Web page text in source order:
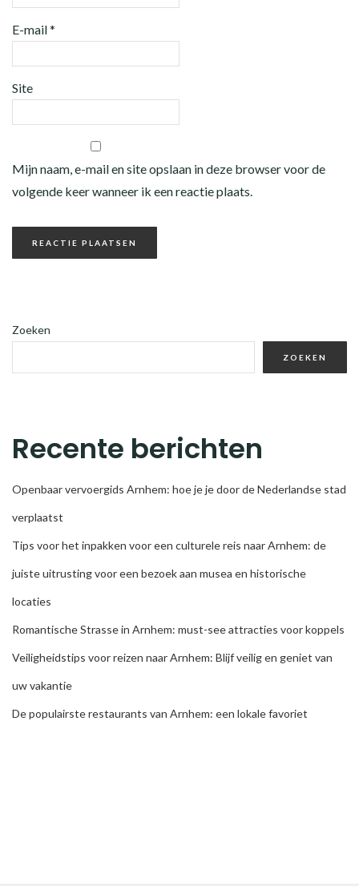
E-mail*
Site
Mijn naam, e-mail en site opslaan in deze browser voor de
volgende keer wanneer ik een reactie plaats.
Zoeken
ZOEKEN
Recente berichten
Openbaar vervoergids Arnhem: hoe je je door de Nederlandse stad
verplaatst
Tips voor het inpakken voor een culturele reis naar Arnhem: de
juiste uitrusting voor een bezoek aan musea en historische
locaties
Romantische Strasse in Arnhem: must-see attracties voor koppels
Veiligheidstips voor reizen naar Arnhem: Blijf veilig en geniet van
uw vakantie
De populairste restaurants van Arnhem: een lokale favoriet